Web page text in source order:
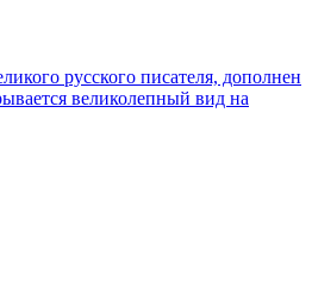
русского писателя, дополнен
великолепный вид на